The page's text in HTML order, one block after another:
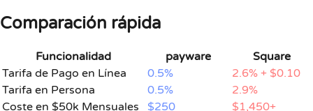
Comparación rápida
Funcionalidad payware
Square
Tarifa de Pago en Línea
0.5%
2.6% + $0.10
Tarifa en Persona
0.5%
2.9%
Coste en $50k Mensuales
$250
$1,450+